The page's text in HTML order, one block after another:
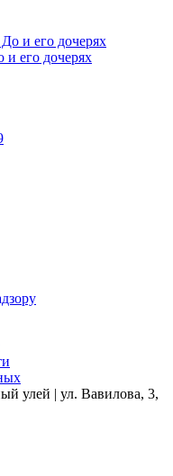
и его дочерях
улей | ул. Вавилова, 3,